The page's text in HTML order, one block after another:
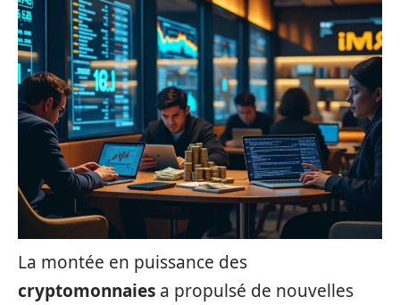
La montée en puissance des
cryptomonnaies a propulsé de nouvelles